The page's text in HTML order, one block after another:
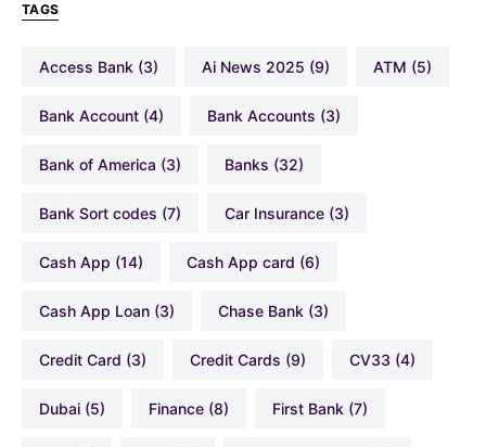
TAGS
Access Bank (3) Ai News 2025 (9) ATM (5)
Bank Account (4) Bank Accounts (3)
Bank of America (3) Banks (32)
Bank Sort codes (7) Car Insurance (3)
Cash App (14) Cash App card (6)
Cash App Loan (3) Chase Bank (3)
Credit Card (3) Credit Cards (9) CV33 (4)
Dubai (5) Finance (8) First Bank (7)